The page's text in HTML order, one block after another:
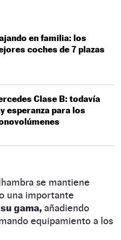
en familia: los
coches de 7 plazas
Clase B: todavía
esperanza para los
se mantiene
una importante
gama, añadiendo
equipamiento a los